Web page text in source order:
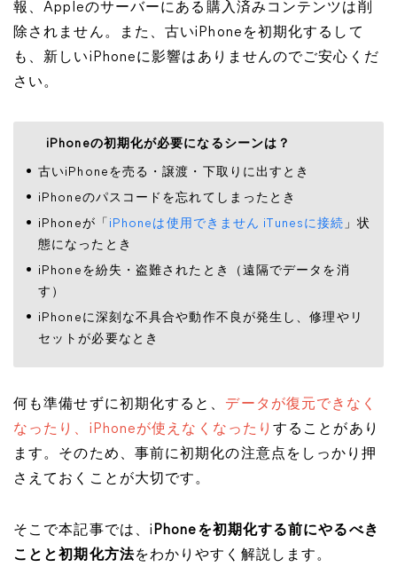
報、Appleのサーバーにある購入済みコンテンツは削
除されません。また、古いiPhoneを初期化するして
も、新しいiPhoneに影響はありませんのでご安心くだ
さい。
iPhoneの初期化が必要になるシーンは？
古いiPhoneを売る・譲渡・下取りに出すとき
iPhoneのパスコードを忘れてしまったとき
iPhoneが「 iPhoneは使用できません iTunesに接続」状
態になったとき
iPhoneを紛失・盗難されたとき（遠隔でデータを消
す）
iPhoneに深刻な不具合や動作不良が発生し、修理やリ
セットが必要なとき
何も準備せずに初期化すると、 データが復元できなく
なったり、iPhoneが使えなくなったり することがあり
ます。そのため、事前に初期化の注意点をしっかり押
さえておくことが大切です。
そこで本記事では、i Phoneを初期化する前にやるべき
ことと初期化方法をわかりやすく解説します。